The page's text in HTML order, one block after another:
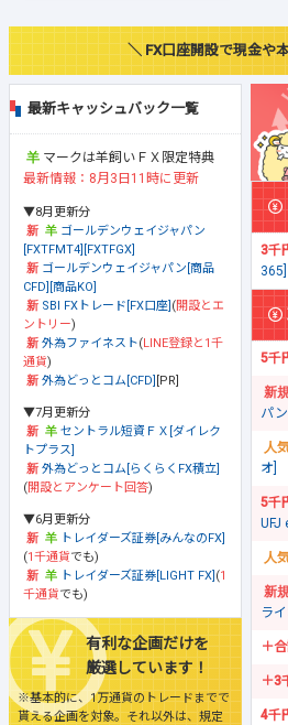
＼ FX口座開設で現金や
最新キャッシュバック一覧
マークは羊飼いＦＸ限定特典
最新情報：8月3日11時に更新
▼8月更新分
ゴールデンウェイジャパン
[FXTFMT4][FXTFGX]
ゴールデンウェイジャパン[商品
CFD][商品KO]
SBI FXトレード[FX口座] (開設とエ
ントリー)
外為ファイネスト(LINE登録と1千
通貨)
外為どっとコム[CFD] [PR]
▼7月更新分
セントラル短資ＦＸ[ダイレク
トプラス]
外為どっとコム[らくらくFX積立]
(開設とアンケート回答)
▼6月更新分
トレイダーズ証券[みんなのFX]
(1千通貨でも)
トレイダーズ証券[LIGHT FX] (1
千通貨でも)
有利な企画だけを
厳選しています！
※基本的に、1万通貨のトレードまでで
貰える企画を対象。それ以外は、規定
3千
365]
5千
パ
オ]
5千
UFJ
ラ
＋
＋3
4千